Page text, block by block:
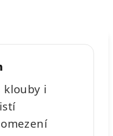
klouby i